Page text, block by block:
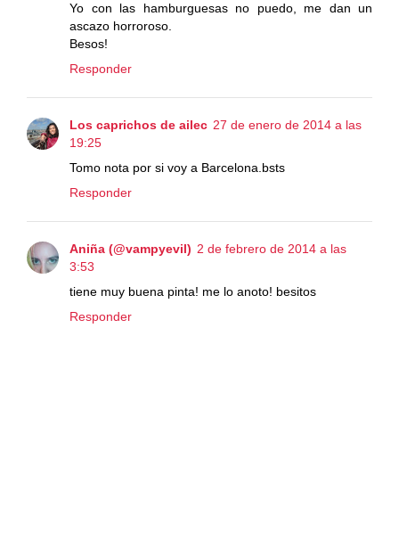
Yo con las hamburguesas no puedo, me dan un
ascazo horroroso.
Besos!
Responder
Los caprichos de ailec 27 de enero de 2014 a las
19:25
Tomo nota por si voy a Barcelona.bsts
Responder
Aniña (@vampyevil) 2 de febrero de 2014 a las
3:53
tiene muy buena pinta! me lo anoto! besitos
Responder